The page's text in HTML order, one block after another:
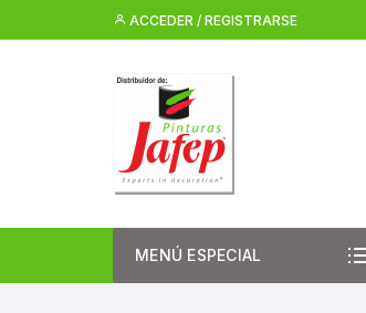
al
ACCEDER / REGISTRARSE
MENÚ ESPECIAL